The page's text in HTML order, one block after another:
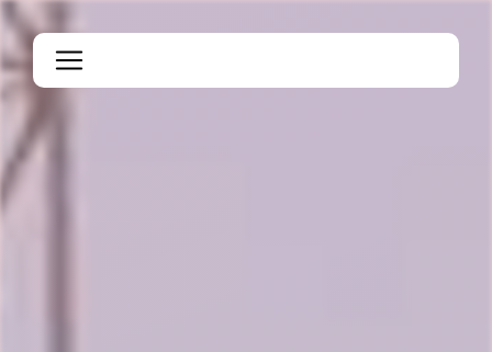
Panneau de gestion des cookies